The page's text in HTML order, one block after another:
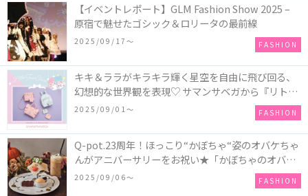
【イベントレポート】GLM Fashion Show 2025 –
原宿で魅せたゴシック＆ロリータの最前線
2025/09/17〜 FASHION
キキ＆ララがキラキラ輝く星空を自由に飛び回る、
幻想的な世界観を表現♡ サマンサベガから『リトル
ツインスターズ』50周年アニバーサリーイヤー』を
2025/09/01〜 FASHION
Q-pot.23周年！ほっこり“かぼちゃ“姿のオバケちゃ
んがアニバーサリーをお祝い★「かぼちゃのオバケ
ーキアクセサリー」が新発売！Q-pot CAFE.では
「かぼちゃのオバケーキプレート」も登場
2025/09/06〜 FASHION